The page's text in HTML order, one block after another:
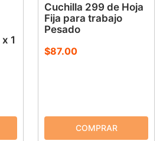
1
Cuchilla 299 de Hoja
Fija para trabajo
Pesado
$87.00